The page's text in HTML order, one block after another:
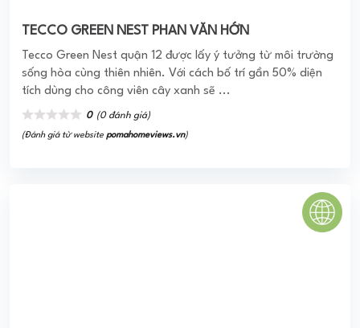
TECCO GREEN NEST PHAN VĂN HỚN
Tecco Green Nest quận 12 được lấy ý tưởng từ môi trường
sống hòa cùng thiên nhiên. Với cách bố trí gần 50% diện
tích dùng cho công viên cây xanh sẽ ...
0 (0 đánh giá)
(Đánh giá từ website pomahomeviews.vn)